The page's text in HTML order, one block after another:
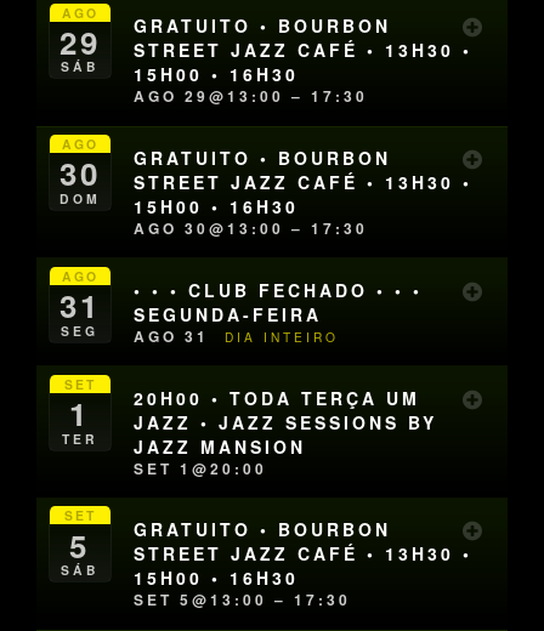
AGO
29
SÁB
GRATUITO • BOURBON
STREET JAZZ CAFÉ • 13H30 •
15H00 • 16H30
AGO 29@13:00 – 17:30
AGO
30
DOM
GRATUITO • BOURBON
STREET JAZZ CAFÉ • 13H30 •
15H00 • 16H30
AGO 30@13:00 – 17:30
AGO
31
SEG
• • • CLUB FECHADO • • •
SEGUNDA-FEIRA
AGO 31 DIA INTEIRO
SET
1
TER
20H00 • TODA TERÇA UM
JAZZ • JAZZ SESSIONS BY
JAZZ MANSION
SET 1@20:00
SET
5
SÁB
GRATUITO • BOURBON
STREET JAZZ CAFÉ • 13H30 •
15H00 • 16H30
SET 5@13:00 – 17:30